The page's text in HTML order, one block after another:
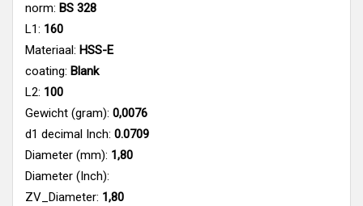
norm: BS 328
L1: 160
Materiaal: HSS-E
coating: Blank
L2: 100
Gewicht (gram): 0,0076
d1 decimal Inch: 0.0709
Diameter (mm): 1,80
Diameter (Inch):
ZV_Diameter: 1,80